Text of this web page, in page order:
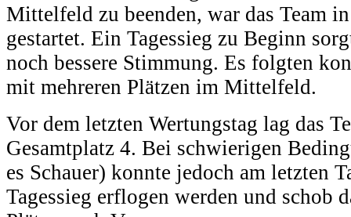
Mittelfeld zu beenden, war das Team
gestartet. Ein Tagessieg zu Beginn
noch bessere Stimmung. Es folgten
mit mehreren Plätzen im Mittelfeld.
Vor dem letzten Wertungstag lag das
Gesamtplatz 4. Bei schwierigen
es Schauer) konnte jedoch am letzten
Tagessieg erflogen werden und schob